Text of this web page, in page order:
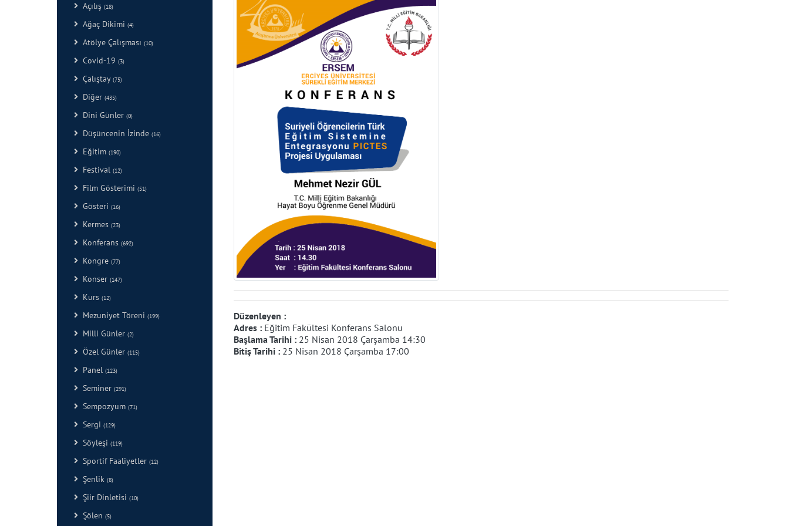
Açılış (18)
Ağaç Dikimi (4)
Atölye Çalışması (10)
Covid-19 (3)
Çalıştay (75)
Diğer (435)
Dini Günler (0)
Düşüncenin İzinde (16)
Eğitim (190)
Festival (12)
Film Gösterimi (51)
Gösteri (16)
Kermes (23)
Konferans (692)
Kongre (77)
Konser (147)
Kurs (12)
Mezuniyet Töreni (199)
Milli Günler (2)
Özel Günler (115)
Panel (123)
Seminer (291)
Sempozyum (71)
Sergi (129)
Söyleşi (119)
Sportif Faaliyetler (12)
Şenlik (8)
Şiir Dinletisi (10)
Şölen (5)
Düzenleyen :
Adres : Eğitim Fakültesi Konferans Salonu
Başlama Tarihi : 25 Nisan 2018 Çarşamba 14:30
Bitiş Tarihi : 25 Nisan 2018 Çarşamba 17:00